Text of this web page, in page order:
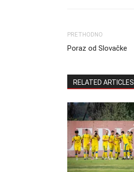
PRETHODNO
Poraz od Slovačke
RELATED ARTICLES